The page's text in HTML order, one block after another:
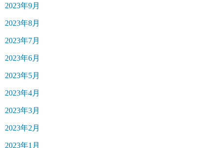
2023年9月
2023年8月
2023年7月
2023年6月
2023年5月
2023年4月
2023年3月
2023年2月
2023年1月